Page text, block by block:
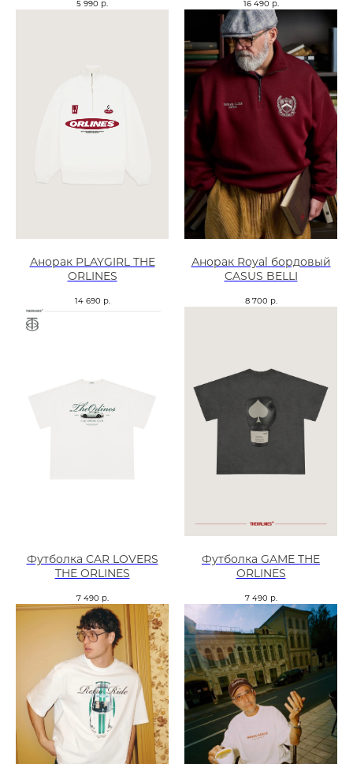
5 990 р. 16 490 р.
Анорак PLAYGIRL THE
ORLINES
14 690 р.
Анорак Royal бордовый
CASUS BELLI
8 700 р.
Футболка CAR LOVERS
THE ORLINES
7 490 р.
Футболка GAME THE
ORLINES
7 490 р.